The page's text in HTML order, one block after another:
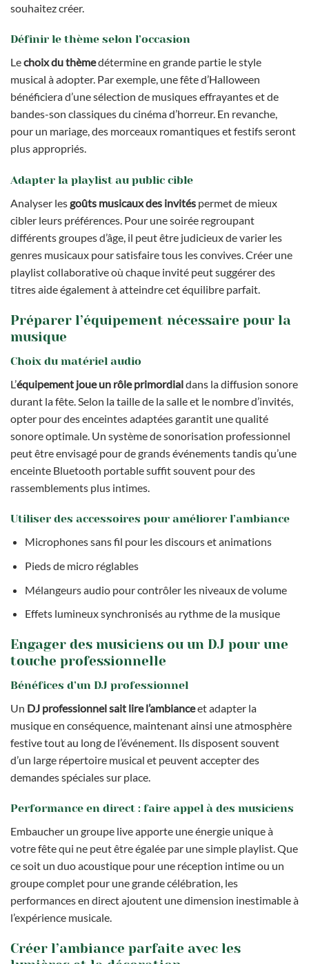
souhaitez créer.
Définir le thème selon l’occasion
Lechoix du thèmedétermine en grande partie le style
musical à adopter. Par exemple, une fête d’Halloween
bénéficiera d’une sélection de musiques effrayantes et de
bandes-son classiques du cinéma d’horreur. En revanche,
pour un mariage, des morceaux romantiques et festifs seront
plus appropriés.
Adapter la playlist au public cible
Analyser lesgoûts musicaux des invités permet de mieux
cibler leurs préférences. Pour une soirée regroupant
différents groupes d’âge, il peut être judicieux de varier les
genres musicaux pour satisfaire tous les convives. Créer une
playlist collaborative où chaque invité peut suggérer des
titres aide également à atteindre cet équilibre parfait.
Préparer l’équipement nécessaire pour la
musique
Choix du matériel audio
L’équipement joue un rôle primordialdans la diffusion sonore
durant la fête. Selon la taille de la salle et le nombre d’invités,
opter pour des enceintes adaptées garantit une qualité
sonore optimale. Un système de sonorisation professionnel
peut être envisagé pour de grands événements tandis qu’une
enceinte Bluetooth portable suffit souvent pour des
rassemblements plus intimes.
Utiliser des accessoires pour améliorer l’ambiance
Microphones sans fil pour les discours et animations
Pieds de micro réglables
Mélangeurs audio pour contrôler les niveaux de volume
Effets lumineux synchronisés au rythme de la musique
Engager des musiciens ou un DJ pour une
touche professionnelle
Bénéfices d’un DJ professionnel
Un DJ professionnel sait lire l’ambianceet adapter la
musique en conséquence, maintenant ainsi une atmosphère
festive tout au long de l’événement. Ils disposent souvent
d’un large répertoire musical et peuvent accepter des
demandes spéciales sur place.
Performance en direct : faire appel à des musiciens
Embaucher un groupe live apporte une énergie unique à
votre fête qui ne peut être égalée par une simple playlist. Que
ce soit un duo acoustique pour une réception intime ou un
groupe complet pour une grande célébration, les
performances en direct ajoutent une dimension inestimable à
l’expérience musicale.
Créer l’ambiance parfaite avec les